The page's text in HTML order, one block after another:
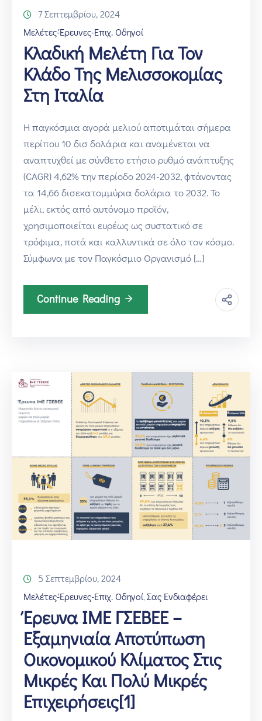
7 Σεπτεμβρίου, 2024
Μελέτες-Έρευνες-Επιχ. Οδηγοί
Κλαδική Μελέτη Για Τον
Κλάδο Της Μελισσοκομίας
Στη Ιταλία
Η παγκόσμια αγορά μελιού αποτιμάται σήμερα
περίπου 10 δισ δολάρια και αναμένεται να
αναπτυχθεί με σύνθετο ετήσιο ρυθμό ανάπτυξης
(CAGR) 4,62% την περίοδο 2024-2032, φτάνοντας
τα 14,66 δισεκατομμύρια δολάρια το 2032. Το
μέλι, εκτός από αυτόνομο προϊόν,
χρησιμοποιείται ευρέως ως συστατικό σε
τρόφιμα, ποτά και καλλυντικά σε όλο τον κόσμο.
Σύμφωνα με τον Παγκόσμιο Οργανισμό […]
Continue Reading
5 Σεπτεμβρίου, 2024
Μελέτες-Έρευνες-Επιχ. Οδηγοί‚ Σας Ενδιαφέρει
Έρευνα ΙΜΕ ΓΣΕΒΕΕ –
Εξαμηνιαία Αποτύπωση
Οικονομικού Κλίματος Στις
Μικρές Και Πολύ Μικρές
Επιχειρήσεις[1]